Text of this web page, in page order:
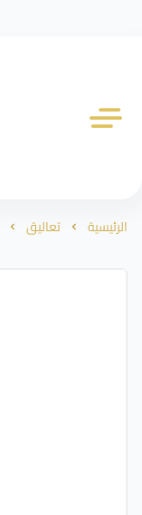
الرئيسية تعاليق